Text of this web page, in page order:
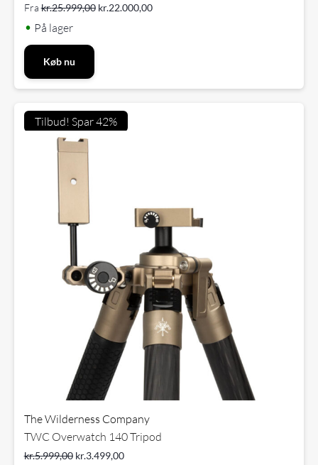
Fra kr.25.999,00 kr.22.000,00
• På lager
Køb nu
Tilbud! Spar 42%
The Wilderness Company
TWC Overwatch 140 Tripod
kr.5.999,00 kr.3.499,00